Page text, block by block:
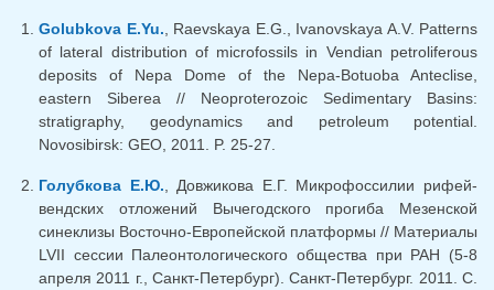
Golubkova E.Yu. , Raevskaya E.G., Ivanovskaya A.V. Patterns
of lateral distribution of microfossils in Vendian petroliferous
deposits of Nepa Dome of the Nepa-Botuoba Anteclise,
eastern Siberea // Neoproterozoic Sedimentary Basins:
stratigraphy, geodynamics and petroleum potential.
Novosibirsk: GEO, 2011. P. 25-27.
Голубкова Е.Ю. , Довжикова Е.Г. Микрофоссилии рифей-
вендских отложений Вычегодского прогиба Мезенской
синеклизы Восточно-Европейской платформы // Материалы
LVII сессии Палеонтологического общества при РАН (5-8
апреля 2011 г., Санкт-Петербург). Санкт-Петербург. 2011. С.